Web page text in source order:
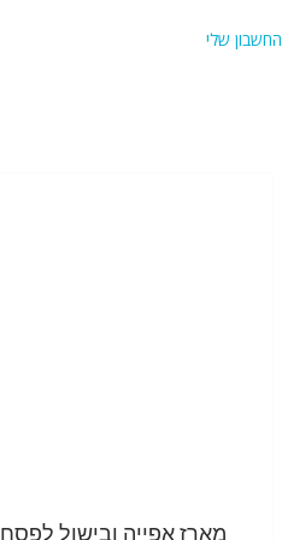
החשבון שלי
מארז אפייה ובישול לפסח